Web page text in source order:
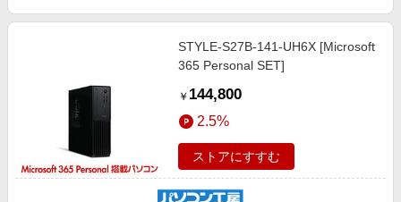
STYLE-S27B-141-UH6X [Microsoft
365 Personal SET]
￥ 144,800
2.5%
ストアにすすむ